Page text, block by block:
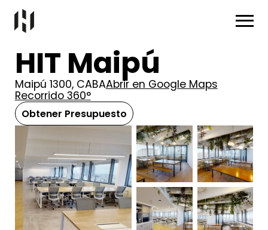
HIT Maipú
Maipú 1300, CABAAbrir en Google Maps
Recorrido 360°
Obtener Presupuesto